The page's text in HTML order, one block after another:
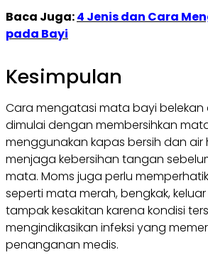
Baca Juga:4 Jenis dan Cara
pada Bayi
Kesimpulan
Cara mengatasi mata bayi
dimulai dengan membersihkan
menggunakan kapas bersih dan air
menjaga kebersihan tangan
mata. Moms juga perlu
seperti mata merah, bengkak,
tampak kesakitan karena kondisi
mengindikasikan infeksi yang
penanganan medis.